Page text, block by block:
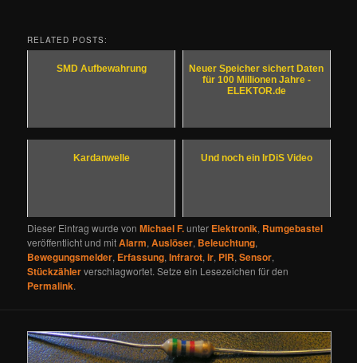
RELATED POSTS:
SMD Aufbewahrung
Neuer Speicher sichert Daten
für 100 Millionen Jahre -
ELEKTOR.de
Kardanwelle Und noch ein IrDiS Video
Dieser Eintrag wurde vonMichael F.unter Elektronik, Rumgebastel
veröffentlicht und mitAlarm,Auslöser, Beleuchtung,
Bewegungsmelder, Erfassung,Infrarot,ir, PIR,Sensor,
Stückzählerverschlagwortet. Setze ein Lesezeichen für den
Permalink.